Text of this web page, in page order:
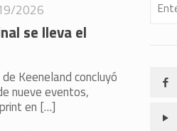
2026
se lleva el
Keeneland concluyó
nueve eventos,
en […]